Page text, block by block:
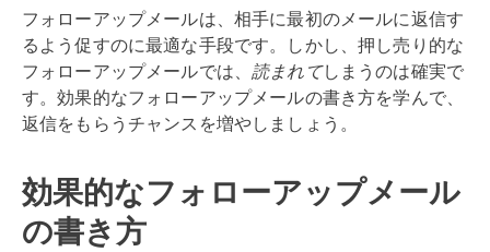
フォローアップメールは、相手に最初のメールに返信す
るよう促すのに最適な手段です。しかし、押し売り的な
フォローアップメールでは、読まれてしまうのは確実で
す。効果的なフォローアップメールの書き方を学んで、
返信をもらうチャンスを増やしましょう。
効果的なフォローアップメール
の書き方